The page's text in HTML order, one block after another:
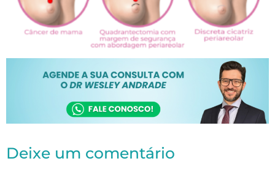
Deixe um comentário